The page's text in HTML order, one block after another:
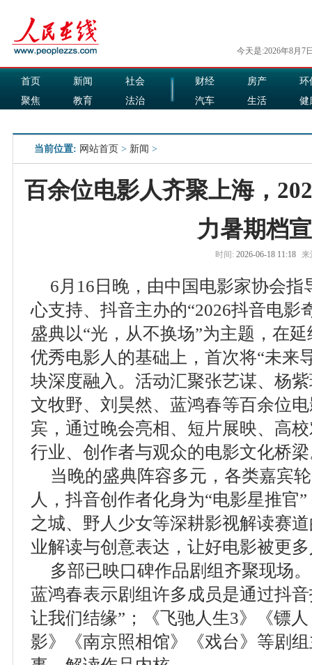
今天是:2026年8月7
首页 新闻
社会
聚焦
教育
法治
财经 房产
环
汽车
生活
健
当前位置: 网站首页 > 新闻 >
百余位电影人齐聚上海，
力暑期档
时间: 2026-06-18 11:18 来
6月16日晚，由中国电影家协会
心支持、抖音主办的“2026抖音电影
盛典以“光，从不换场”为主题，在
优秀电影人的基础上，首次将“未来
块深度融入。活动汇聚张艺谋、杨
文牧野、刘昊然、蓝鸿春等百余位
宾，通过晚会亮相、短片展映、高
行业、创作者与观众的电影文化桥
当晚的盛典阵容多元，各类嘉宾
人，抖音创作者化身为“电影星推官
之城、野人少女等深耕影视解读赛
业解读与创意表达，让好电影被更
多部已映口碑作品剧组齐聚现场
蓝鸿春表示剧组许多成员是通过抖
让我们结缘”；《飞驰人生3》《镖
影》《南京照相馆》《戏台》等剧